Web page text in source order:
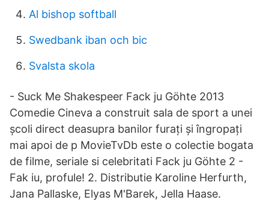
Al bishop softball
Swedbank iban och bic
Svalsta skola
- Suck Me Shakespeer Fack ju Göhte 2013
Comedie Cineva a construit sala de sport a unei
școli direct deasupra banilor furați și îngropați
mai apoi de p MovieTvDb este o colectie bogata
de filme, seriale si celebritati Fack ju Göhte 2 -
Fak iu, profule! 2. Distributie Karoline Herfurth,
Jana Pallaske, Elyas M'Barek, Jella Haase.